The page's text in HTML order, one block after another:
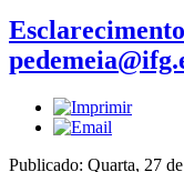
Publicado: Quarta, 27